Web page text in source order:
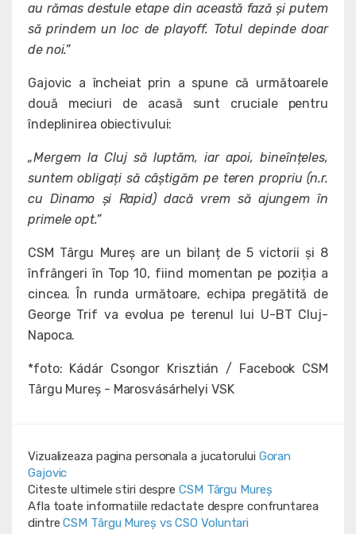
au rămas destule etape din această fază și putem
să prindem un loc de playoff. Totul depinde doar
de noi.”
Gajovic a încheiat prin a spune că următoarele
două meciuri de acasă sunt cruciale pentru
îndeplinirea obiectivului:
„Mergem la Cluj să luptăm, iar apoi, bineînțeles,
suntem obligați să câștigăm pe teren propriu (n.r.
cu Dinamo și Rapid) dacă vrem să ajungem în
primele opt.”
CSM Târgu Mureș are un bilanț de 5 victorii și 8
înfrângeri în Top 10, fiind momentan pe poziția a
cincea. În runda următoare, echipa pregătită de
George Trif va evolua pe terenul lui U-BT Cluj-
Napoca.
*foto: Kádár Csongor Krisztián / Facebook CSM
Târgu Mureș - Marosvásárhelyi VSK
Vizualizeaza pagina personala a jucatorului Goran
Gajovic
Citeste ultimele stiri despre CSM Târgu Mureș
Afla toate informatiile redactate despre confruntarea
dintreCSM Târgu Mureș vs CSO Voluntari